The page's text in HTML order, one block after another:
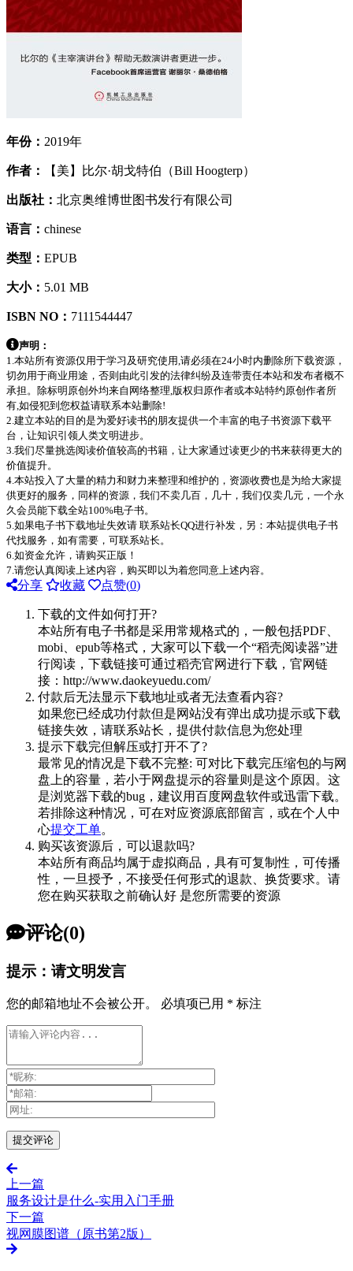
年份： 2019年
作者： 【美】比尔·胡戈特伯（Bill Hoogterp）
出版社： 北京奥维博世图书发行有限公司
语言： chinese
类型： EPUB
大小： 5.01 MB
ISBN NO： 7111544447
声明：
1.本站所有资源仅用于学习及研究使用,请必须在24小时内删除所下载资源，
切勿用于商业用途，否则由此引发的法律纠纷及连带责任本站和发布者概不
承担。除标明原创外均来自网络整理,版权归原作者或本站特约原创作者所
有,如侵犯到您权益请联系本站删除!
2.建立本站的目的是为爱好读书的朋友提供一个丰富的电子书资源下载平
台，让知识引领人类文明进步。
3.我们尽量挑选阅读价值较高的书籍，让大家通过读更少的书来获得更大的
价值提升。
4.本站投入了大量的精力和财力来整理和维护的，资源收费也是为给大家提
供更好的服务，同样的资源，我们不卖几百，几十，我们仅卖几元，一个永
久会员能下载全站100%电子书。
5.如果电子书下载地址失效请 联系站长QQ进行补发，另：本站提供电子书
代找服务，如有需要，可联系站长。
6.如资金允许，请购买正版！
7.请您认真阅读上述内容，购买即以为着您同意上述内容。
分享 收藏 点赞(0)
下载的文件如何打开?
本站所有电子书都是采用常规格式的，一般包括PDF、
mobi、epub等格式，大家可以下载一个“稻壳阅读器”进
行阅读，下载链接可通过稻壳官网进行下载，官网链
接：http://www.daokeyuedu.com/
付款后无法显示下载地址或者无法查看内容?
如果您已经成功付款但是网站没有弹出成功提示或下载
链接失效，请联系站长，提供付款信息为您处理
提示下载完但解压或打开不了?
最常见的情况是下载不完整: 可对比下载完压缩包的与网
盘上的容量，若小于网盘提示的容量则是这个原因。这
是浏览器下载的bug，建议用百度网盘软件或迅雷下载。
若排除这种情况，可在对应资源底部留言，或在个人中
心提交工单。
购买该资源后，可以退款吗?
本站所有商品均属于虚拟商品，具有可复制性，可传播
性，一旦授予，不接受任何形式的退款、换货要求。请
您在购买获取之前确认好 是您所需要的资源
评论(0)
提示：请文明发言
您的邮箱地址不会被公开。 必填项已用 * 标注
上一篇
服务设计是什么-实用入门手册
下一篇
视网膜图谱（原书第2版）